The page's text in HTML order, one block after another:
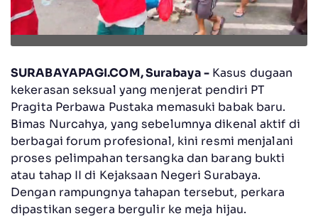
SURABAYAPAGI.COM, Surabaya -Kasus dugaan
kekerasan seksual yang menjerat pendiri PT
Pragita Perbawa Pustaka memasuki babak baru.
Bimas Nurcahya, yang sebelumnya dikenal aktif di
berbagai forum profesional, kini resmi menjalani
proses pelimpahan tersangka dan barang bukti
atau tahap II di Kejaksaan Negeri Surabaya.
Dengan rampungnya tahapan tersebut, perkara
dipastikan segera bergulir ke meja hijau.